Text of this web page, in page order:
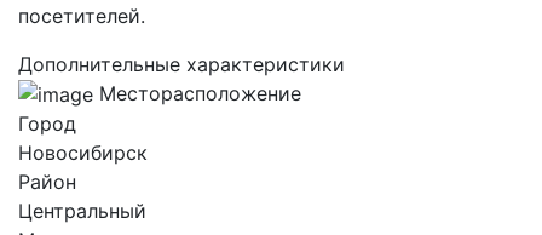
посетителей.
Дополнительные характеристики
Месторасположение
Город
Новосибирск
Район
Центральный